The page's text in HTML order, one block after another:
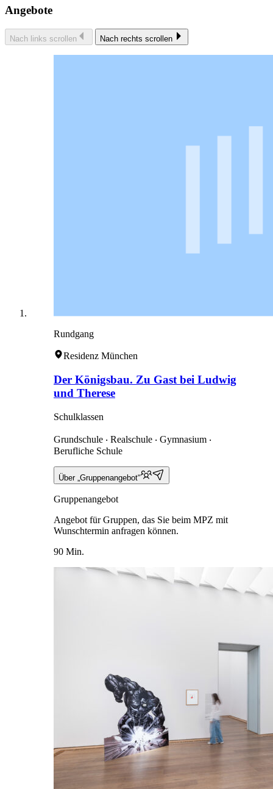
Angebote
Nach links scrollen Nach rechts scrollen
Rundgang
Residenz München
Der Königsbau. Zu Gast bei Ludwig
und Therese
Schulklassen
Grundschule ‧ Realschule ‧ Gymnasium ‧
Berufliche Schule
Über „Gruppenangebot“
Gruppenangebot
Angebot für Gruppen, das Sie beim MPZ mit
Wunschtermin anfragen können.
90 Min.